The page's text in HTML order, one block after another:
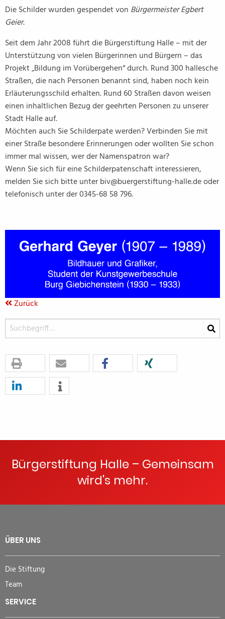
Die Schilder wurden gespendet von Bürgermeister Egbert
Geier.
Seit dem Jahr 2008 führt die Bürgerstiftung Halle – mit der
Unterstützung von vielen Bürgerinnen und Bürgern – das
Projekt „Bildung im Vorübergehen“ durch. Rund 300 hallesche
Straßen, die nach Personen benannt sind, haben noch kein
Erläuterungsschild erhalten. Rund 60 Straßen davon weisen
einen inhaltlichen Bezug der geehrten Personen zu unserer
Stadt Halle auf.
Möchten auch Sie Schilderpate werden? Verbinden Sie mit
einer Straße besondere Erinnerungen oder wollten Sie schon
immer mal wissen, wer der Namenspatron war?
Wenn Sie sich für eine Schilderpatenschaft interessieren,
melden Sie sich bitte unter biv@buergerstiftung-halle.de oder
telefonisch unter der 0345-68 58 796.
Zurück
Bürgerstiftung Halle – Gemeinsam
wird's mehr.
ÜBER UNS
Die Stiftung
Team
SERVICE